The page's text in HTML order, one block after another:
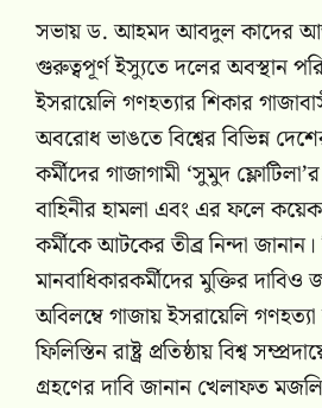
সভায় ড. আহমদ আবদুল কাদের
গুরুত্বপূর্ণ ইস্যুতে দলের অবস্থান
ইসরায়েলি গণহত্যার শিকার
অবরোধ ভাঙতে বিশ্বের বিভিন্ন
কর্মীদের গাজাগামী ‘সুমুদ
বাহিনীর হামলা এবং এর ফলে
কর্মীকে আটকের তীব্র নিন্দা
মানবাধিকারকর্মীদের মুক্তির
অবিলম্বে গাজায় ইসরায়েলি গণহত্যা
ফিলিস্তিন রাষ্ট্র প্রতিষ্ঠায় বিশ্ব
গ্রহণের দাবি জানান খেলাফত